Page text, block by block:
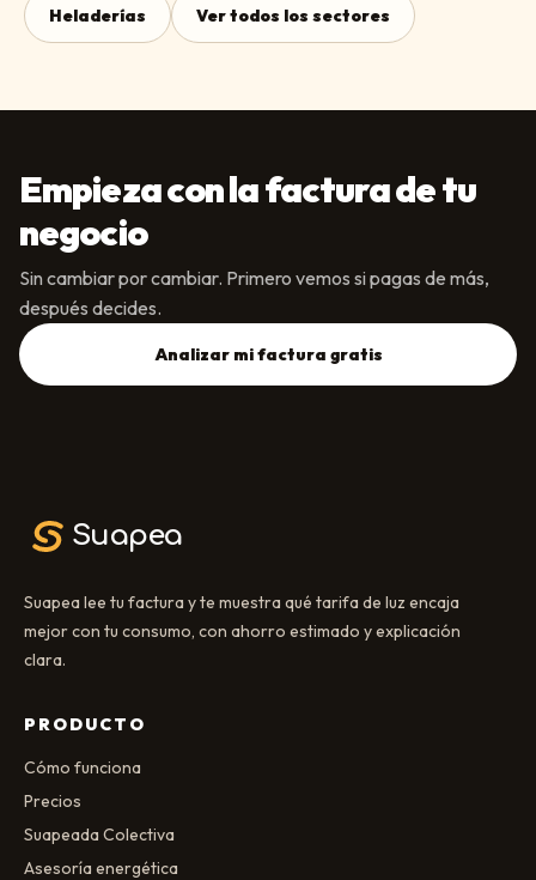
Heladerías Ver todos los sectores
Empieza con la factura de tu
negocio
Sin cambiar por cambiar. Primero vemos si pagas de más,
después decides.
Analizar mi factura gratis
Suapea
Suapea lee tu factura y te muestra qué tarifa de luz encaja
mejor con tu consumo, con ahorro estimado y explicación
clara.
PRODUCTO
Cómo funciona
Precios
Suapeada Colectiva
Asesoría energética